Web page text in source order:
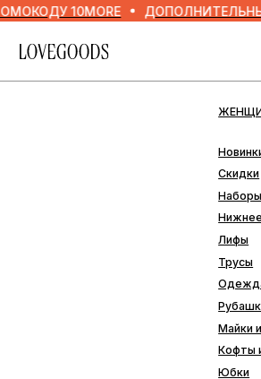
10MORE ДОПОЛНИТЕЛЬНЫЕ -10%
Наборы
Нижнее
Скидки
Трусы
Лифы
Кофты и
Брюки и
Купальники
Юбки
Майки и